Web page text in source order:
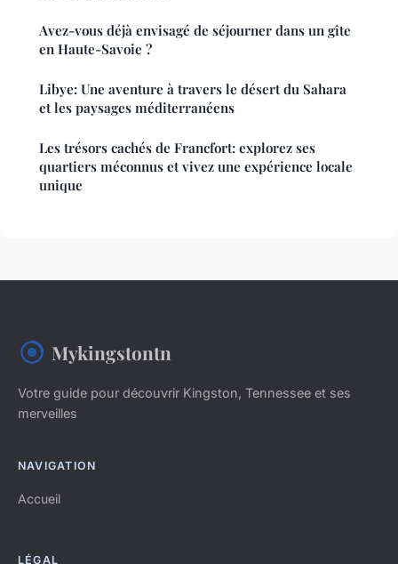
Avez-vous déjà envisagé de séjourner dans un gîte
en Haute-Savoie ?
Libye: Une aventure à travers le désert du Sahara
et les paysages méditerranéens
Les trésors cachés de Francfort: explorez ses
quartiers méconnus et vivez une expérience locale
unique
Mykingstontn
Votre guide pour découvrir Kingston, Tennessee et ses
merveilles
NAVIGATION
Accueil
LÉGAL